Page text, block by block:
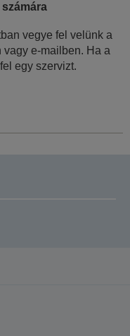
vegye fel velünk a
vagy e-mailben. Ha a
egy szervizt.